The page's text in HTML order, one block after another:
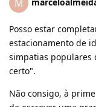
M
Posso estar
estacionamento de
simpatias populares
certo".
Não consigo, à